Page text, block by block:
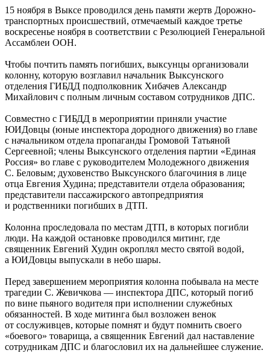
15 ноября в Выксе проводился день памяти жертв Дорожно-
транспортных происшествий, отмечаемый каждое третье
воскресенье ноября в соответствии с Резолюцией Генеральной
Ассамблеи ООН.
Чтобы почтить память погибших, выксунцы организовали
колонну, которую возглавил начальник Выксунского
отделения ГИБДД подполковник Хибачев Александр
Михайлович с полным личным составом сотрудников ДПС.
Совместно с ГИБДД в мероприятии приняли участие
ЮИДовцы (юные инспектора дородного движения) во главе
с начальником отдела пропаганды Громовой Татьяной
Сергеевной; члены Выксунского отделения партии «Единая
Россия» во главе с руководителем Молодежного движения
С. Беловым; духовенство Выксунского благочиния в лице
отца Евгения Худина; представители отдела образования;
представители пассажирского автопредприятия
и родственники погибших в ДТП.
Колонна проследовала по местам ДТП, в которых погибли
люди. На каждой остановке проводился митинг, где
священник Евгений Худин окроплял место святой водой,
а ЮИДовцы выпускали в небо шары.
Перед завершением мероприятия колонна побывала на месте
трагедии С. Жевичкова — инспектора ДПС, который погиб
по вине пьяного водителя при исполнении служебных
обязанностей. В ходе митинга был возложен венок
от сослуживцев, которые помнят и будут помнить своего
«боевого» товарища, а священник Евгений дал наставление
сотрудникам ДПС и благословил их на дальнейшее служение.